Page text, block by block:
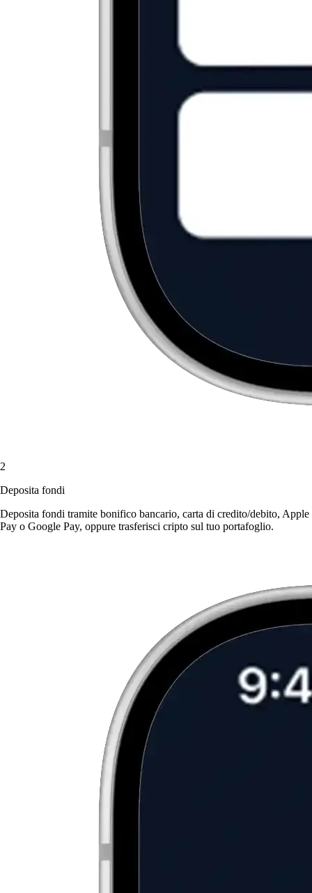
2
Deposita fondi
Deposita fondi tramite bonifico bancario, carta di credito/debito, Apple
Pay o Google Pay, oppure trasferisci cripto sul tuo portafoglio.